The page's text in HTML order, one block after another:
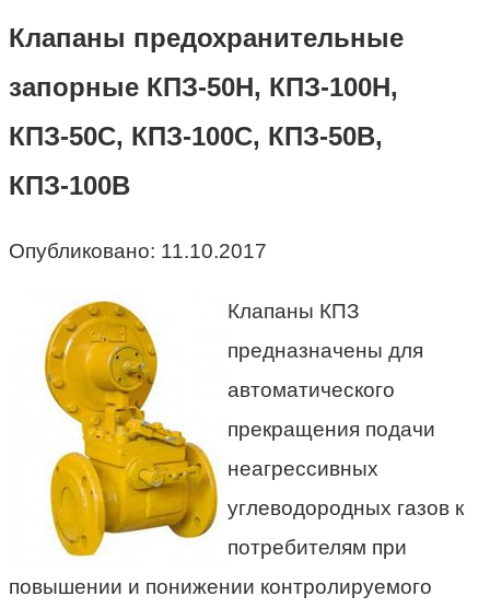
Клапаны предохранительные
запорные КПЗ-50Н, КПЗ-100Н,
КПЗ-50С, КПЗ-100С, КПЗ-50В,
КПЗ-100В
Опубликовано: 11.10.2017
Клапаны КПЗ
предназначены для
автоматического
прекращения подачи
неагрессивных
углеводородных газов к
потребителям при
повышении и понижении контролируемого